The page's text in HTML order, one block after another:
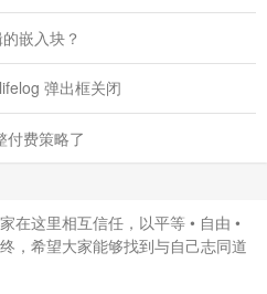
嵌入块？
弹出框关闭
付费策略了
在这里相互信任，以平等 • 自由 •
，希望大家能够找到与自己志同道